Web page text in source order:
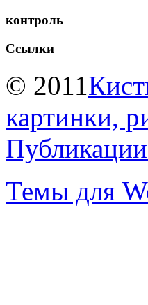
контроль
Ссылки
© 2011
картинки,
Темы для